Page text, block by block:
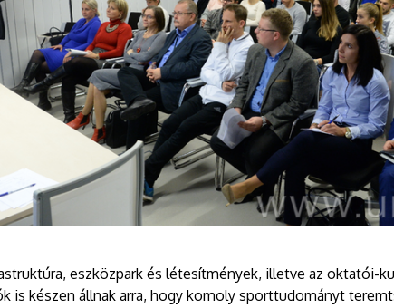
eszközpark és létesítmények, illetve az oktatói-
is készen állnak arra, hogy komoly sporttudományt